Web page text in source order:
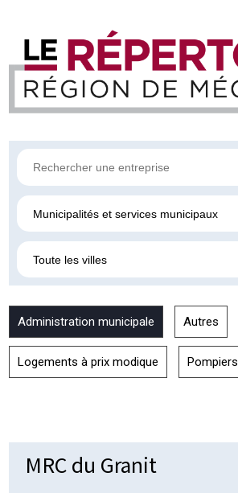
Municipalités et services municipaux
Toute les villes
Administration municipale Autres
Logements à prix modique Pompiers
MRC du Granit